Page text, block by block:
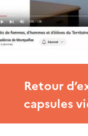
Retour
capsules